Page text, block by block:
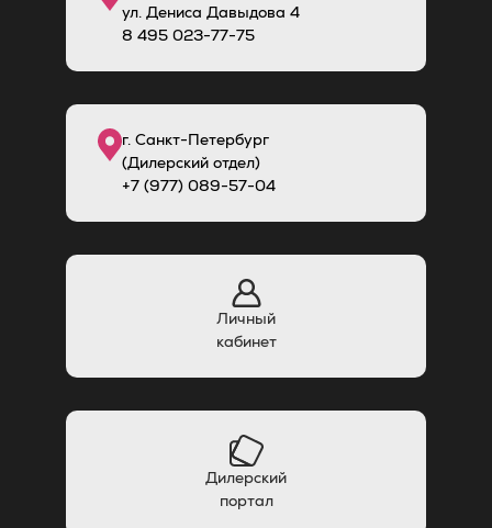
ул. Дениса Давыдова 4
8 495 023-77-75
г. Санкт-Петербург
(Дилерский отдел)
+7 (977) 089-57-04
Личный
кабинет
Дилерский
портал